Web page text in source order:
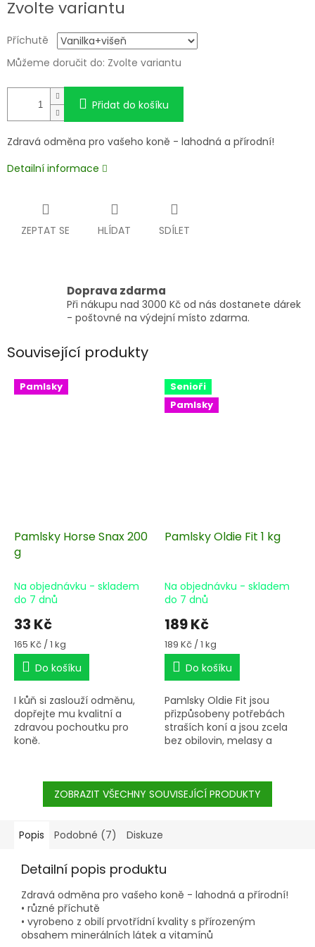
Zvolte variantu
Příchutě
Můžeme doručit do: Zvolte variantu
Přidat do košíku
Zdravá odměna pro vašeho koně - lahodná a přírodní!
Detailní informace
ZEPTAT SE HLÍDAT SDÍLET
Doprava zdarma
Při nákupu nad 3000 Kč od nás dostanete dárek
- poštovné na výdejní místo zdarma.
Související produkty
Pamlsky
Pamlsky Horse Snax 200
g
Na objednávku - skladem
do 7 dnů
33 Kč
Měrná
cena:
165 Kč / 1 kg
Do košíku
I kůň si zaslouží odměnu,
dopřejte mu kvalitní a
zdravou pochoutku pro
koně.
Senioři
Pamlsky
Pamlsky Oldie Fit 1 kg
Na objednávku - skladem
do 7 dnů
189 Kč
Měrná
cena:
189 Kč / 1 kg
Do košíku
Pamlsky Oldie Fit jsou
přizpůsobeny potřebách
straších koní a jsou zcela
bez obilovin, melasy a
ZOBRAZIT VŠECHNY SOUVISEJÍCÍ PRODUKTY
Popis Podobné (7) Diskuze
Detailní popis produktu
Zdravá odměna pro vašeho koně - lahodná a přírodní!
• různé příchutě
• vyrobeno z obilí prvotřídní kvality s přírozeným
obsahem minerálních látek a vitamínů